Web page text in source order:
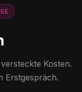
Kosten.
Erstgespräch.